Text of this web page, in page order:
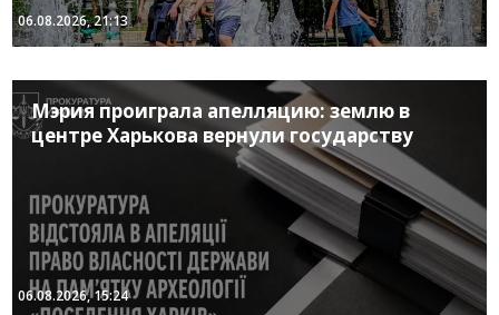
06.08.2026, 21:13
Мэрия проиграла апелляцию: землю в
центре Харькова вернули государству
06.08.2026, 15:24